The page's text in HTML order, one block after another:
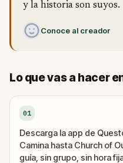
y la historia son suyos.
Conoce al creador
Lo que vas a hacer
01
Descarga la app de
Camina hasta Church of
guía, sin grupo, sin hora